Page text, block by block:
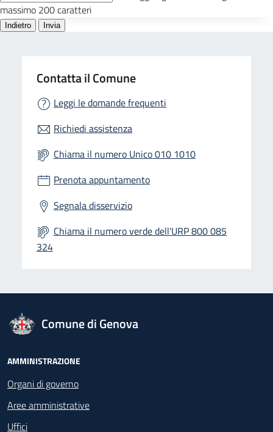
Contatta il Comune
Leggi le domande frequenti
Richiedi assistenza
Chiama il numero Unico 010 1010
Prenota appuntamento
Segnala disservizio
Chiama il numero verde dell'URP 800 085
324
logo Unione Europea
Comune di Genova
Footer - Navigazione
AMMINISTRAZIONE
Organi di governo
Aree amministrative
Uffici